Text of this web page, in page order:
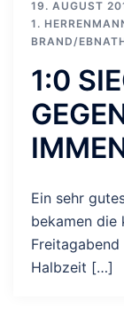
19. AUGUST
1.
BRAND/
1:0
Ein sehr
bekamen die
Halbzeit […]